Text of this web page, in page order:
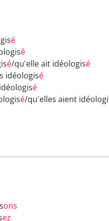
é
é
é/qu'elle ait idéologisé
idéologisé
é
é/qu'elles aient
ons
ez